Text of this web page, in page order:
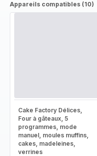
Appareils compatibles (10)
Cake Factory Délices,
Four à gâteaux, 5
programmes, mode
manuel, moules muffins,
cakes, madeleines,
verrines